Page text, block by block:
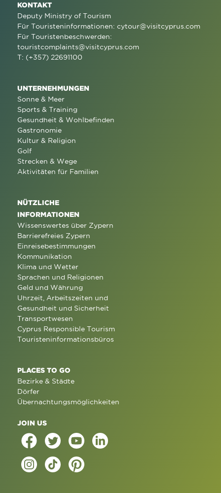
KONTAKT
Deputy Ministry of Tourism
Für Touristeninformationen: cytour@visitcyprus.com
Für Touristenbeschwerden:
touristcomplaints@visitcyprus.com
T: (+357) 22691100
UNTERNEHMUNGEN
Sonne & Meer
Sports & Training
Gesundheit & Wohlbefinden
Gastronomie
Kultur & Religion
Golf
Strecken & Wege
Aktivitäten für Familien
NÜTZLICHE
INFORMATIONEN
Wissenswertes über Zypern
Barrierefreies Zypern
Einreisebestimmungen
Kommunikation
Klima und Wetter
Sprachen und Religionen
Geld und Währung
Uhrzeit, Arbeitszeiten und
Gesundheit und Sicherheit
Transportwesen
Cyprus Responsible Tourism
Touristeninformationsbüros
PLACES TO GO
Bezirke & Städte
Dörfer
Übernachtungsmöglichkeiten
JOIN US